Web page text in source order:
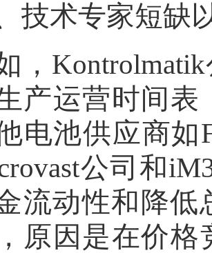
技术专家短缺
，
产运营时间
电池供应商如
公司和
流动性和降
原因是在价格